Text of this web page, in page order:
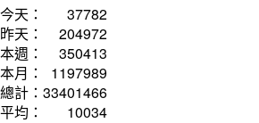
今天：
37782
昨天：
204972
本週：
350413
本月：
1197989
總計： 33401466
平均：
10034